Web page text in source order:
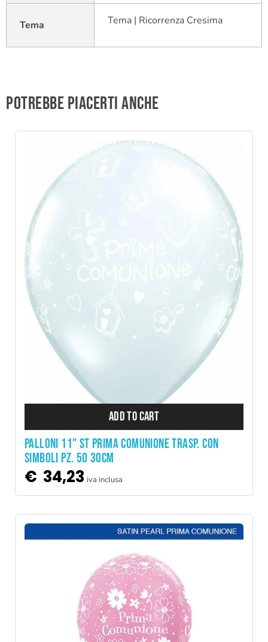
Tema Tema | Ricorrenza Cresima
Potrebbe piacerti anche
ADD TO CART
PALLONI 11" ST PRIMA COMUNIONE TRASP. CON
SIMBOLI PZ. 50 30CM
€ 34,23 iva inclusa